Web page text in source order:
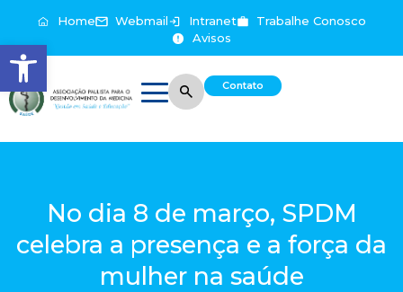
Abrir a barra de ferramentas
Home Webmail Intranet
Trabalhe Conosco
Avisos
Contato
No dia 8 de março, SPDM
celebra a presença e a força da
mulher na saúde